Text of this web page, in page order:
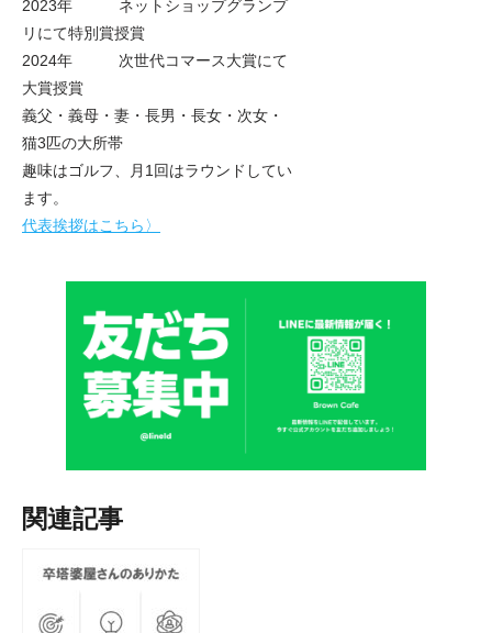
2023年 ネットショップグランプ
リにて特別賞授賞
2024年 次世代コマース大賞にて
大賞授賞
義父・義母・妻・長男・長女・次女・
猫3匹の大所帯
趣味はゴルフ、月1回はラウンドしてい
ます。
代表挨拶はこちら〉
関連記事